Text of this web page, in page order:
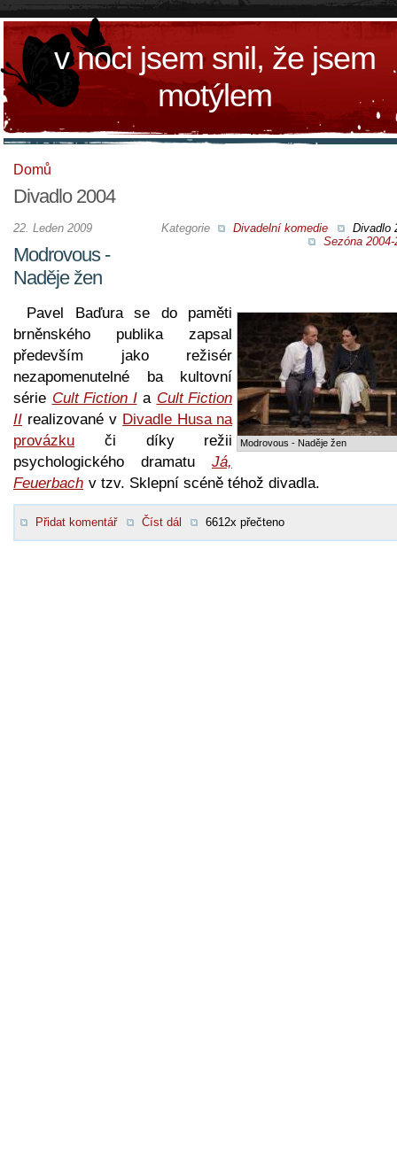
v noci jsem snil, že jsem
motýlem
Domů
Divadlo 2004
Kategorie Divadelní komedie
Divadlo
Sezóna 2004-
22. Leden 2009
Modrovous -
Naděje žen
Modrovous - Naděje žen
Pavel Baďura se do paměti
brněnského publika zapsal
především jako režisér
nezapomenutelné ba kultovní
série Cult Fiction I a Cult Fiction
II realizované v Divadle Husa na
provázku či díky režii
psychologického dramatu Já,
Feuerbach v tzv. Sklepní scéně téhož divadla.
Přidat komentář Číst dál 6612x přečteno